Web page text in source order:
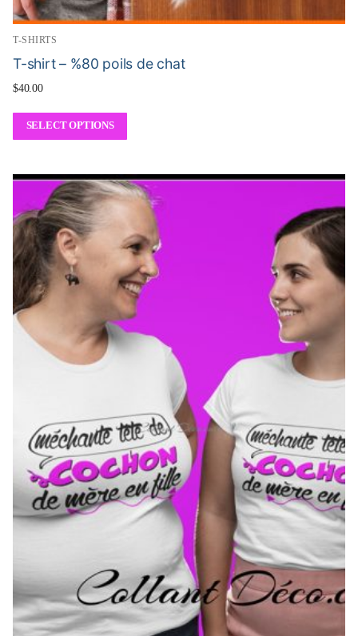
T-SHIRTS
T-shirt – %80 poils de chat
$40.00
SELECT OPTIONS